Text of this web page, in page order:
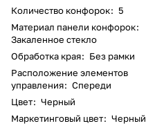
Количество конфорок: 5
Материал панели конфорок:
Закаленное стекло
Обработка края: Без рамки
Расположение элементов
управления: Спереди
Цвет: Черный
Маркетинговый цвет: Черный